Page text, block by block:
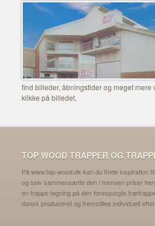
find billeder, åbningstider og meget mere
klikke på billedet.
TOP WOOD TRAPPER OG
På www.top-wood.dk kan du finde inspiration
og selv sammensætte den i menuen priser
en trappe tegning på den forespurgte
dansk produceret og fremstilles individuelt